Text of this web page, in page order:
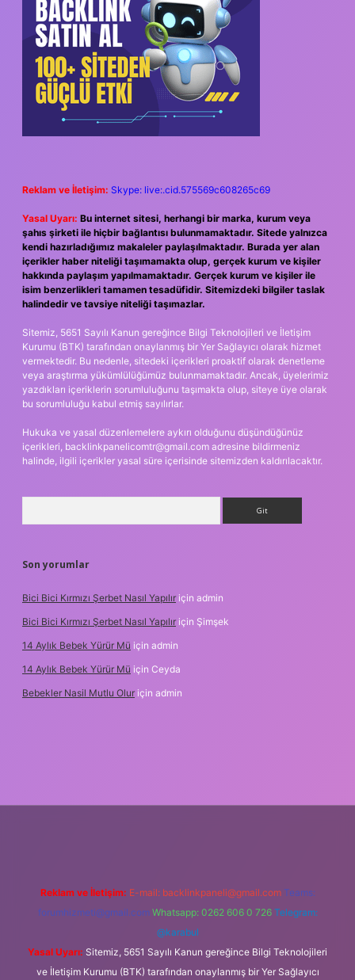
Reklam ve İletişim: Skype: live:.cid.575569c608265c69
Yasal Uyarı: Bu internet sitesi, herhangi bir marka, kurum veya
şahıs şirketi ile hiçbir bağlantısı bulunmamaktadır. Sitede yalnızca
kendi hazırladığımız makaleler paylaşılmaktadır. Burada yer alan
içerikler haber niteliği taşımamakta olup, gerçek kurum ve kişiler
hakkında paylaşım yapılmamaktadır. Gerçek kurum ve kişiler ile
isim benzerlikleri tamamen tesadüfidir. Sitemizdeki bilgiler taslak
halindedir ve tavsiye niteliği taşımazlar.
Sitemiz, 5651 Sayılı Kanun gereğince Bilgi Teknolojileri ve İletişim
Kurumu (BTK) tarafından onaylanmış bir Yer Sağlayıcı olarak hizmet
vermektedir. Bu nedenle, sitedeki içerikleri proaktif olarak denetleme
veya araştırma yükümlülüğümüz bulunmamaktadır. Ancak, üyelerimiz
yazdıkları içeriklerin sorumluluğunu taşımakta olup, siteye üye olarak
bu sorumluluğu kabul etmiş sayılırlar.
Hukuka ve yasal düzenlemelere aykırı olduğunu düşündüğünüz
içerikleri, backlinkpanelicomtr@gmail.com adresine bildirmeniz
halinde, ilgili içerikler yasal süre içerisinde sitemizden kaldırılacaktır.
Son yorumlar
Bici Bici Kırmızı Şerbet Nasıl Yapılır için admin
Bici Bici Kırmızı Şerbet Nasıl Yapılır için Şimşek
14 Aylık Bebek Yürür Mü için admin
14 Aylık Bebek Yürür Mü için Ceyda
Bebekler Nasil Mutlu Olur için admin
Reklam ve İletişim: E-mail: backlinkpaneli@gmail.com Teams:
forumhizmeti@gmail.com Whatsapp: 0262 606 0 726 Telegram:
@karabul
Yasal Uyarı: Sitemiz, 5651 Sayılı Kanun gereğince Bilgi Teknolojileri
ve İletişim Kurumu (BTK) tarafından onaylanmış bir Yer Sağlayıcı